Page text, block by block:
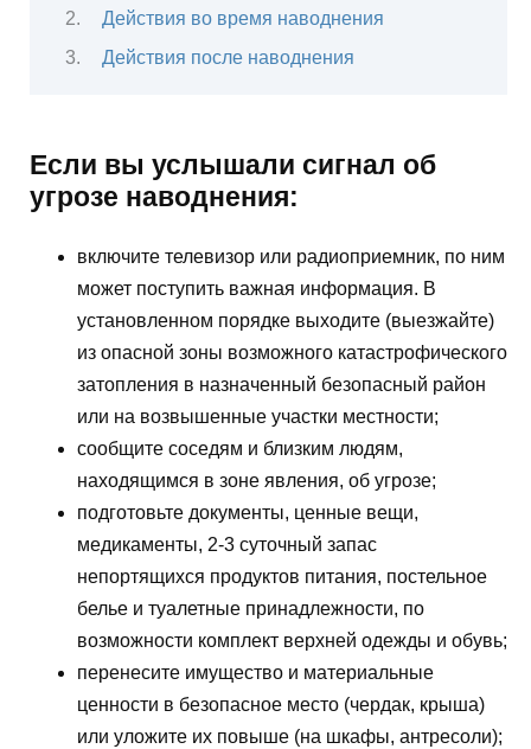
Действия во время наводнения
Действия после наводнения
Если вы услышали сигнал об
угрозе наводнения:
включите телевизор или радиоприемник, по ним
может поступить важная информация. В
установленном порядке выходите (выезжайте)
из опасной зоны возможного катастрофического
затопления в назначенный безопасный район
или на возвышенные участки местности;
сообщите соседям и близким людям,
находящимся в зоне явления, об угрозе;
подготовьте документы, ценные вещи,
медикаменты, 2-3 суточный запас
непортящихся продуктов питания, постельное
белье и туалетные принадлежности, по
возможности комплект верхней одежды и обувь;
перенесите имущество и материальные
ценности в безопасное место (чердак, крыша)
или уложите их повыше (на шкафы, антресоли);